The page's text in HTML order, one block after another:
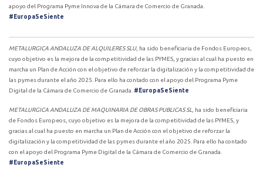
apoyo del Programa Pyme Innova de la Cámara de Comercio de Granada.
#EuropaSeSiente
METALURGICA ANDALUZA DE ALQUILERES SLU, ha sido beneficiaria de Fondos Europeos,
cuyo objetivo es la mejora de la competitividad de las PYMES, y gracias al cual ha puesto en
marcha un Plan de Acción con el objetivo de reforzar la digitalización y la competitividad de
las pymes durante el año 2025. Para ello ha contado con el apoyo del Programa Pyme
Digital de la Cámara de Comercio de Granada. #EuropaSeSiente
METALURGICA ANDALUZA DE MAQUINARIA DE OBRAS PUBLICAS SL, ha sido beneficiaria
de Fondos Europeos, cuyo objetivo es la mejora de la competitividad de las PYMES, y
gracias al cual ha puesto en marcha un Plan de Acción con el objetivo de reforzar la
digitalización y la competitividad de las pymes durante el año 2025. Para ello ha contado
con el apoyo del Programa Pyme Digital de la Cámara de Comercio de Granada.
#EuropaSeSiente